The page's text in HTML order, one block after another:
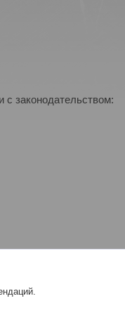
с законодательством: